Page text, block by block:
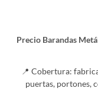
Precio Barandas
📍 Cobertura:
puertas, portones,